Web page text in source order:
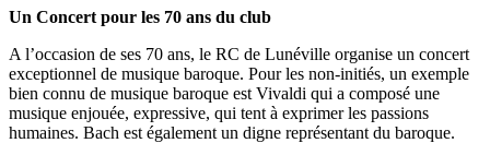
Un Concert pour les 70 ans du club
A l’occasion de ses 70 ans, le RC de Lunéville organise un concert
exceptionnel de musique baroque. Pour les non-initiés, un exemple
bien connu de musique baroque est Vivaldi qui a composé une
musique enjouée, expressive, qui tent à exprimer les passions
humaines. Bach est également un digne représentant du baroque.